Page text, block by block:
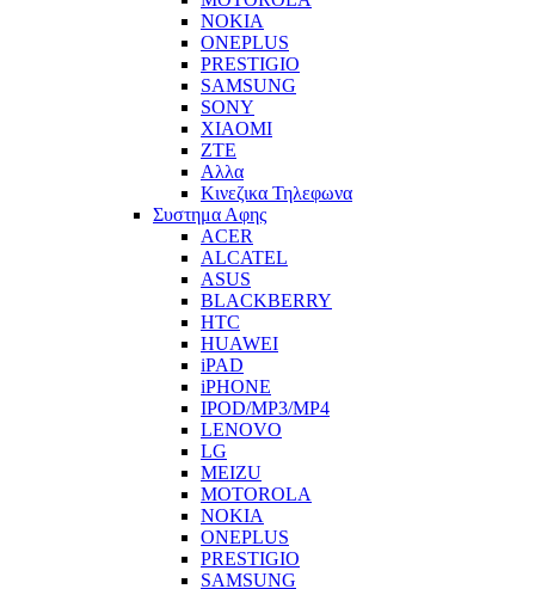
NOKIA
ONEPLUS
PRESTIGIO
SAMSUNG
SONY
XIAOMI
ZTE
Αλλα
Κινεζικα Τηλεφωνα
Συστημα Αφης
ACER
ALCATEL
ASUS
BLACKBERRY
HTC
HUAWEI
iPAD
iPHONE
IPOD/MP3/MP4
LENOVO
LG
MEIZU
MOTOROLA
NOKIA
ONEPLUS
PRESTIGIO
SAMSUNG